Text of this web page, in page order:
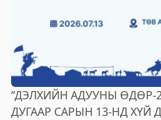
“ДЭЛХИЙН АДУУНЫ ӨДӨР-
ДУГААР САРЫН 13-НД